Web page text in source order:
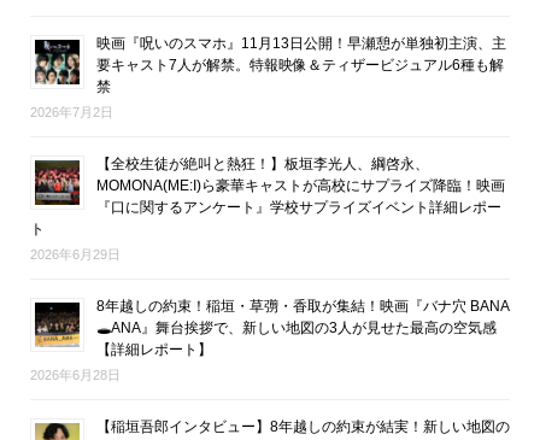
映画『呪いのスマホ』11月13日公開！早瀬憩が単独初主演、主
要キャスト7人が解禁。特報映像＆ティザービジュアル6種も解
禁
2026年7月2日
【全校生徒が絶叫と熱狂！】板垣李光人、綱啓永、
MOMONA(ME:I)ら豪華キャストが高校にサプライズ降臨！映画
『口に関するアンケート』学校サプライズイベント詳細レポー
ト
2026年6月29日
8年越しの約束！稲垣・草彅・香取が集結！映画『バナ穴 BANA
🕳ANA』舞台挨拶で、新しい地図の3人が見せた最高の空気感
【詳細レポート】
2026年6月28日
【稲垣吾郎インタビュー】8年越しの約束が結実！新しい地図の